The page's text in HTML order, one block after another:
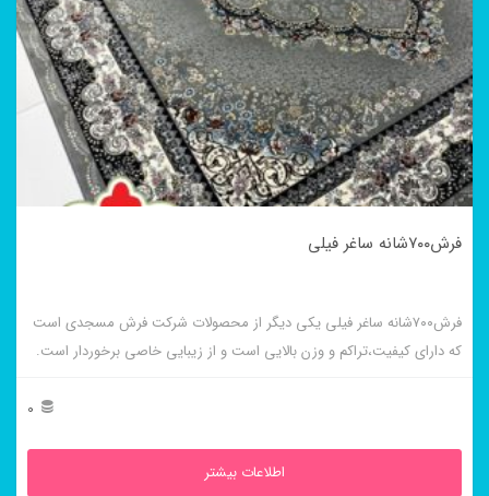
فرش۷۰۰شانه ساغر فیلی
فرش۷۰۰شانه ساغر فیلی یکی دیگر از محصولات شرکت فرش مسجدی است
که دارای کیفیت،تراکم و وزن بالایی است و از زیبایی خاصی برخوردار است.
0
اطلاعات بیشتر